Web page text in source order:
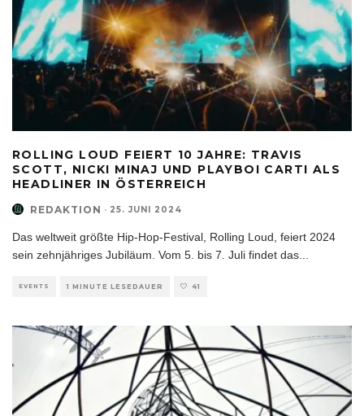
ROLLING LOUD FEIERT 10 JAHRE: TRAVIS
SCOTT, NICKI MINAJ UND PLAYBOI CARTI ALS
HEADLINER IN ÖSTERREICH
REDAKTION · 25. JUNI 2024
Das weltweit größte Hip-Hop-Festival, Rolling Loud, feiert 2024
sein zehnjähriges Jubiläum. Vom 5. bis 7. Juli findet das
EVENTS 1 MINUTE LESEDAUER 41